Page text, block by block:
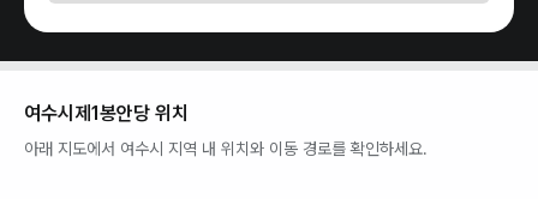
여수시제1봉안당 위치
아래 지도에서 여수시 지역 내 위치와 이동 경로를 확인하세요.